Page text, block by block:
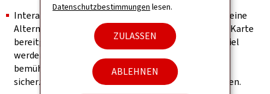
Datenschutzbestimmungen lesen.
ZULASSEN
ABLEHNEN
Interaktive Karten sind insoweit ausgenommen, als eine
Alternative auf der Seite vorhanden ist, um die in der Karte
bereitgestellten Information abzurufen (zum Beispiel
werden die Adressen in Worten ausgeschrieben). Wir
bemühen uns, sie identifizierbar zu halten und
sicherzustellen, dass sie keine Tastaturfalle darstellen.